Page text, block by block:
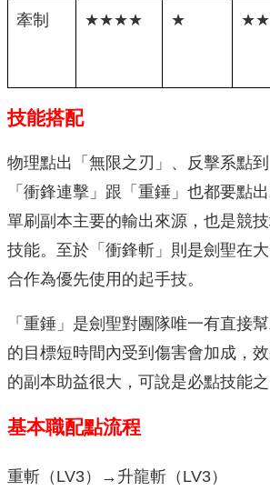
牽制 ★★★★ ★
技能搭配
物理點出「無限之刃」、反擊系點到
「衝鋒連擊」跟「重錘」也都要點
單刷副本主要的輸出來源，也是競
技能。至於「衝鋒斬」則是劍聖在
合作為優先使用的起手技。
「重錘」是劍聖對團隊唯一有直接
的目標短時間內受到傷害會加成，
的副本助益很大，可說是必點技能之
基本職配點流程
重斬（LV3）→升龍斬（LV3）